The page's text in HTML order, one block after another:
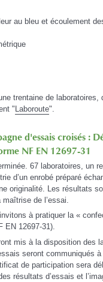
au bleu et écoulement
trentaine de laboratoires,
" Laboroute".
d'essais croisés :
NF EN 12697-31
67 laboratoires, un
d’un enrobé préparé
originalité. Les résultats
de l’essai.
à pratiquer la «
EN 12697-31).
mis à la disposition des
seront communiqués
de participation sera
résultats d’essais et